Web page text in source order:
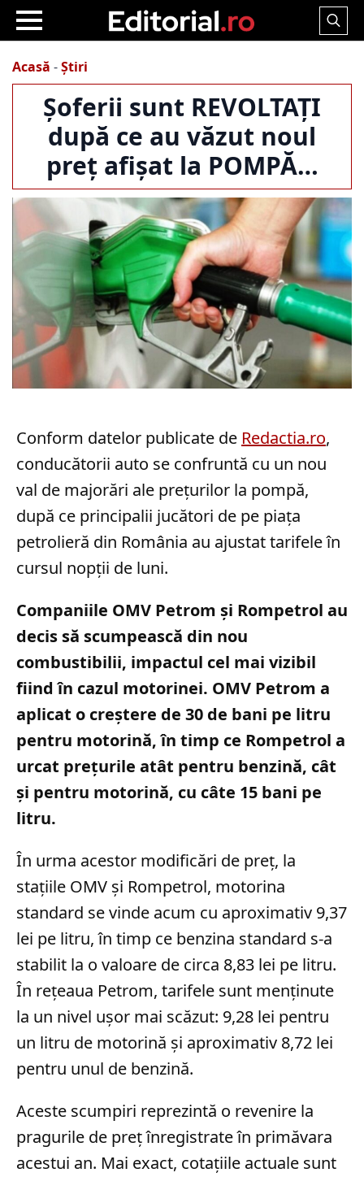
Search
Acasă -Știri
Șoferii sunt REVOLTAȚI
după ce au văzut noul
preț afișat la POMPĂ…
Conform datelor publicate de Redactia.ro,
conducătorii auto se confruntă cu un nou
val de majorări ale prețurilor la pompă,
după ce principalii jucători de pe piața
petrolieră din România au ajustat tarifele în
cursul nopții de luni.
Companiile OMV Petrom și Rompetrol au
decis să scumpească din nou
combustibilii, impactul cel mai vizibil
fiind în cazul motorinei. OMV Petrom a
aplicat o creștere de 30 de bani pe litru
pentru motorină, în timp ce Rompetrol a
urcat prețurile atât pentru benzină, cât
și pentru motorină, cu câte 15 bani pe
litru.
În urma acestor modificări de preț, la
stațiile OMV și Rompetrol, motorina
standard se vinde acum cu aproximativ 9,37
lei pe litru, în timp ce benzina standard s-a
stabilit la o valoare de circa 8,83 lei pe litru.
În rețeaua Petrom, tarifele sunt menținute
la un nivel ușor mai scăzut: 9,28 lei pentru
un litru de motorină și aproximativ 8,72 lei
pentru unul de benzină.
Aceste scumpiri reprezintă o revenire la
pragurile de preț înregistrate în primăvara
acestui an. Mai exact, cotațiile actuale sunt